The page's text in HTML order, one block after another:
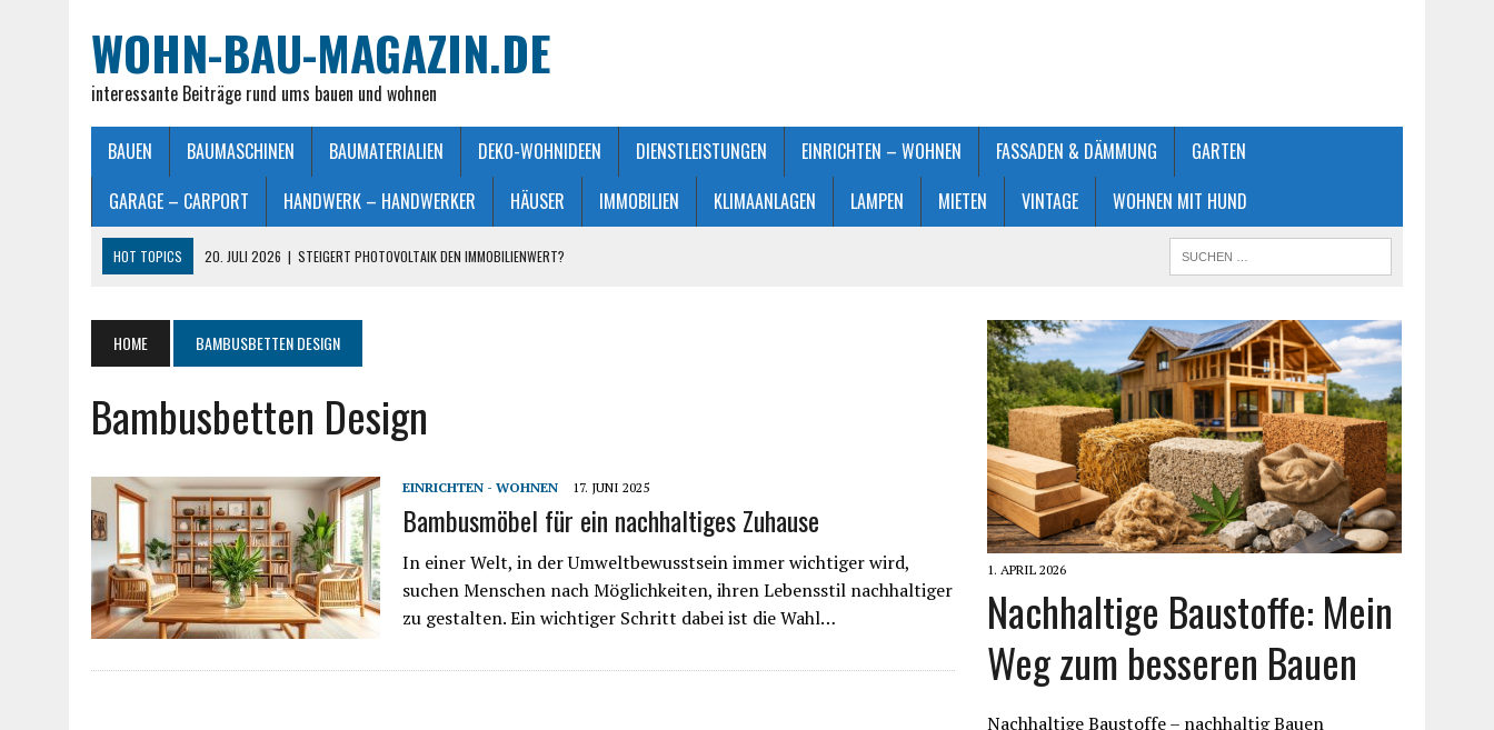
WOHN-BAU-MAGAZIN.DE
interessante Beiträge rund ums bauen und wohnen
BAUEN BAUMASCHINEN BAUMATERIALIEN DEKO-WOHNIDEEN DIENSTLEISTUNGEN EINRICHTEN – WOHNEN FASSADEN & DÄMMUNG
GARTEN
GARAGE – CARPORT
HANDWERK – HANDWERKER HÄUSER IMMOBILIEN KLIMAANLAGEN LAMPEN MIETEN VINTAGE WOHNEN MIT HUND
HOT TOPICS 20. JULI 2026 | STEIGERT PHOTOVOLTAIK DEN IMMOBILIENWERT?
25. JUNI 2026 | FRANZÖSISCHES DOPPELBETT: MASSE, VORTEILE UND KAUFBERATUNG
23. JULI 2026
SO EINFACH GELINGT – DIE PERFEKTE TERRASSENGESTALTUNG
HOME BAMBUSBETTEN DESIGN
Bambusbetten Design
EINRICHTEN - WOHNEN 17. JUNI 2025
Bambusmöbel für ein nachhaltiges Zuhause
In einer Welt, in der Umweltbewusstsein immer wichtiger wird,
suchen Menschen nach Möglichkeiten, ihren Lebensstil nachhaltiger
zu gestalten. Ein wichtiger Schritt dabei ist die Wahl…
1. APRIL 2026
Nachhaltige Baustoffe: Mein
Weg zum besseren Bauen
Nachhaltige Baustoffe – nachhaltig Bauen